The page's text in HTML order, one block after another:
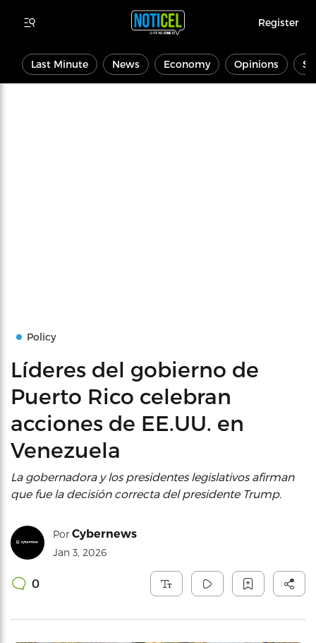
Register
Last Minute News Economy Opinions
Policy
Líderes del gobierno de
Puerto Rico celebran
acciones de EE.UU. en
Venezuela
La gobernadora y los presidentes legislativos afirman
que fue la decisión correcta del presidente Trump.
Por Cybernews
Jan 3, 2026
0